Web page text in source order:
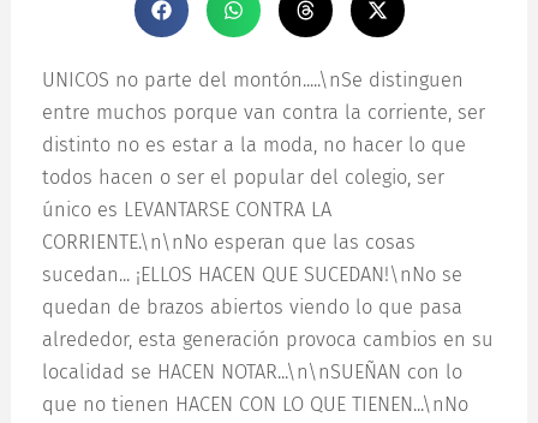
UNICOS no parte del montón.....\nSe distinguen
entre muchos porque van contra la corriente, ser
distinto no es estar a la moda, no hacer lo que
todos hacen o ser el popular del colegio, ser
único es LEVANTARSE CONTRA LA
CORRIENTE.\n\nNo esperan que las cosas
sucedan... ¡ELLOS HACEN QUE SUCEDAN!\nNo se
quedan de brazos abiertos viendo lo que pasa
alrededor, esta generación provoca cambios en su
localidad se HACEN NOTAR...\n\nSUEÑAN con lo
que no tienen HACEN CON LO QUE TIENEN...\nNo